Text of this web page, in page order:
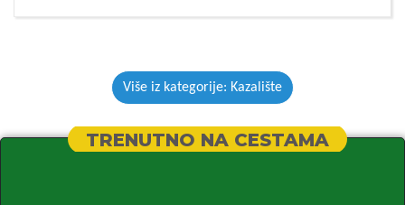
Više iz kategorije: Kazalište
TRENUTNO NA CESTAMA